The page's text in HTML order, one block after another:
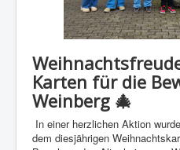
Karten für die
Weinberg 🎄
In einer herzlichen Aktion
dem diesjährigen